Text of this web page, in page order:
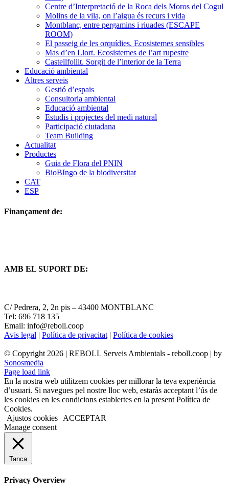
Centre d’Interpretació de la Roca dels Moros del Cogul
Molins de la vila, on l’aigua és recurs i vida
Montblanc, entre pergamins i riuades (ESCAPE
ROOM)
El passeig de les orquídies. Ecosistemes sensibles
Mas d’en Llort. Ecosistemes de l’art rupestre
Castellfollit. Sorgit de l’interior de la Terra
Educació ambiental
Altres serveis
Gestió d’espais
Consultoria ambiental
Educació ambiental
Estudis i projectes del medi natural
Participació ciutadana
Team Building
Actualitat
Productes
Guia de Flora del PNIN
BioBIngo de la biodiversitat
CAT
ESP
Finançament de:
AMB EL SUPORT DE:
C/ Pedrera, 2, 2n pis – 43400 MONTBLANC
Tel: 696 718 135
Email: info@reboll.coop
Avis legal | Política de privacitat| Política de cookies
© Copyright2026 | REBOLL Serveis Ambientals - reboll.coop | by
Sonosmedia
Page load link
En la nostra web utilitzem cookies per millorar la teva experiència
d’usuari. Si navegues pel nostre lloc web, estaràs acceptant l’ús de
les cookies en les condicions establertes en la present Política de
Cookies.
Ajustos cookies ACCEPTAR
Manage consent
Tanca
Privacy Overview